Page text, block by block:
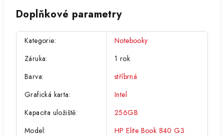
Doplňkové parametry
Kategorie:
Notebooky
Záruka:
1 rok
Barva:
stříbrná
Grafická karta:
Intel
Kapacita uložiště:
256GB
Model:
HP Elite Book 840 G3